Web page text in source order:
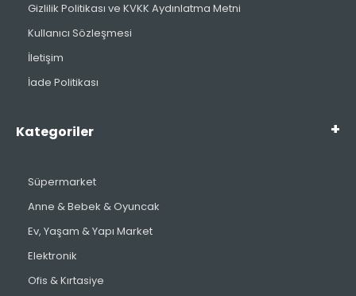
Gizlilik Politikası ve KVKK Aydınlatma Metni
Kullanıcı Sözleşmesi
İletişim
İade Politikası
Kategoriler
Süpermarket
Anne & Bebek & Oyuncak
Ev, Yaşam & Yapı Market
Elektronik
Ofis & Kırtasiye